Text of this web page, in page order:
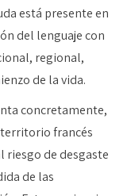
está presente en
del lenguaje con
regional,
de la vida.
concretamente,
francés
riesgo de desgaste
de las